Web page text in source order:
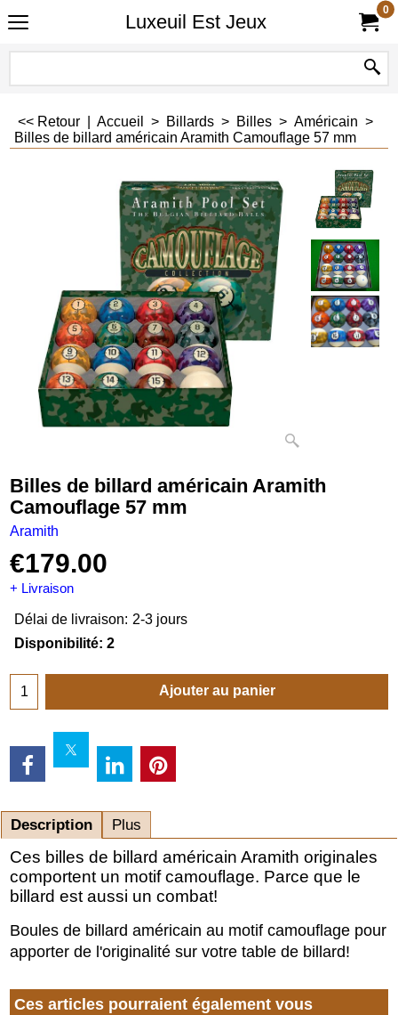
Luxeuil Est Jeux
0
<< Retour Accueil > Billards > Billes > Américain >
Billes de billard américain Aramith Camouflage 57 mm
Billes de billard américain Aramith
Camouflage 57 mm
Aramith
€179.00
+ Livraison
Délai de livraison: 2-3 jours
Disponibilité: 2
Ajouter au panier
Description Plus
Ces billes de billard américain Aramith originales
comportent un motif camouflage. Parce que le
billard est aussi un combat!
Boules de billard américain au motif camouflage pour
apporter de l'originalité sur votre table de billard!
Ces articles pourraient également vous